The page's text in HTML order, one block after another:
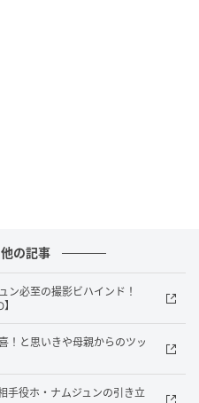
”と呼ばれる財閥御曹司
コメディ。最終話の視聴
平均11.8％、瞬間最高
聴率を更新して有終の美
ての地位をさらに確かなも
の記事
ン必至の撮影ビハインド！
！と思いきや母親からのツッ
手役ホ・ナムジュンの引き立